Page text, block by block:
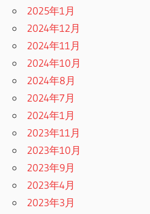
2025年1月
2024年12月
2024年11月
2024年10月
2024年8月
2024年7月
2024年1月
2023年11月
2023年10月
2023年9月
2023年4月
2023年3月